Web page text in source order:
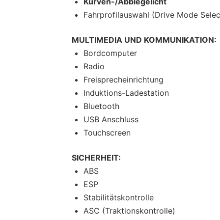
Fahrprofilauswahl (Drive Mode
MULTIMEDIA UND KOMMUNIKATION:
Bordcomputer
Radio
Freisprecheinrichtung
Induktions-Ladestation
Bluetooth
USB Anschluss
Touchscreen
SICHERHEIT:
ABS
ESP
Stabilitätskontrolle
ASC (Traktionskontrolle)